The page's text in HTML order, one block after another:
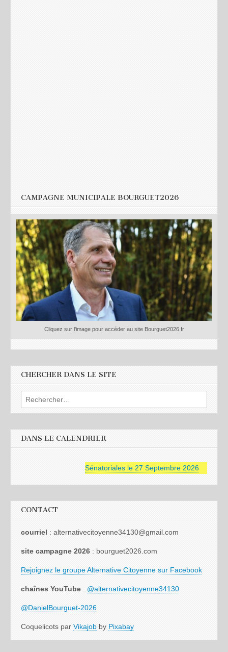
CAMPAGNE MUNICIPALE BOURGUET2026
Cliquez sur l'image pour accéder au site Bourguet2026.fr
CHERCHER DANS LE SITE
Rechercher :
DANS LE CALENDRIER
Sénatoriales le 27 Septembre 2026
CONTACT
courriel : alternativecitoyenne34130@gmail.com
site campagne 2026 : bourguet2026.com
Rejoignez le groupe Alternative Citoyenne sur Facebook
chaînes YouTube : @alternativecitoyenne34130
@DanielBourguet-2026
Coquelicots par Vikajob by Pixabay